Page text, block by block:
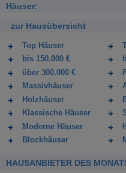
Häuser:
zur Hausübersicht
Top Häuser
bis 150.000 €
über 300.000 €
Massivhäuser
Holzhäuser
Klassische Häuser
Moderne Häuser
Blockhäuser
HAUSANBIETER DES